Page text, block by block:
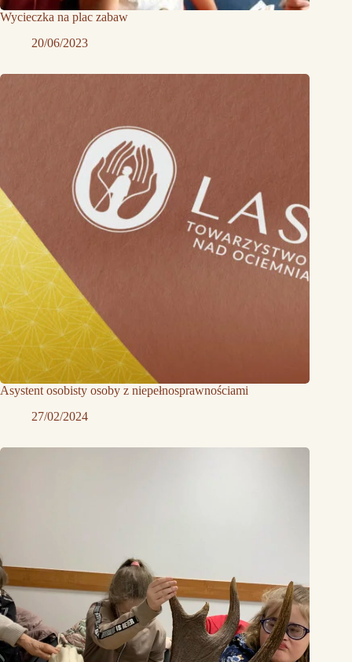
Wycieczka na plac zabaw
20/06/2023
Asystent osobisty osoby z niepełnosprawnościami
27/02/2024